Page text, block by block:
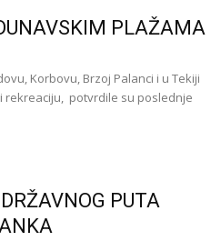
PLAŽAMA
Korbovu, Brzoj Palanci i u Tekiji
rekreaciju, potvrdile su poslednje
PUTA